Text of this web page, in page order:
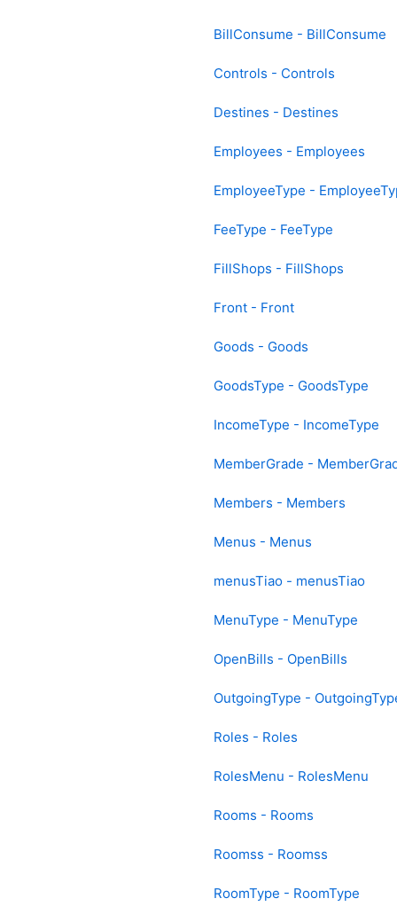
BillConsume - BillConsume
Controls - Controls
Destines - Destines
Employees - Employees
EmployeeType -
FeeType - FeeType
FillShops - FillShops
Front - Front
Goods - Goods
GoodsType - GoodsType
IncomeType - IncomeType
MemberGrade -
Members - Members
Menus - Menus
menusTiao - menusTiao
MenuType - MenuType
OpenBills - OpenBills
OutgoingType -
Roles - Roles
RolesMenu - RolesMenu
Rooms - Rooms
Roomss - Roomss
RoomType - RoomType